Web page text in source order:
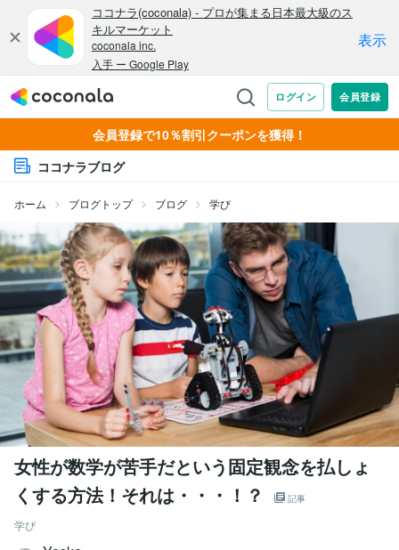
会員登録で10％割引クーポンを獲得！
ココナラブログ
ホーム ブログトップ ブログ 学び
女性が数学が苦手だという固定観念を払しょ
くする方法！それは・・・！？
記事
学び